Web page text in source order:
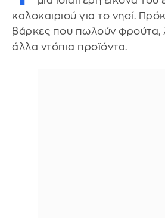
καλοκαιριού για το νησί.
βάρκες που πωλούν φρούτα,
άλλα ντόπια προϊόντα.